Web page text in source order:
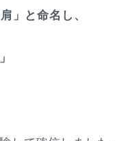
肩」と命名し、